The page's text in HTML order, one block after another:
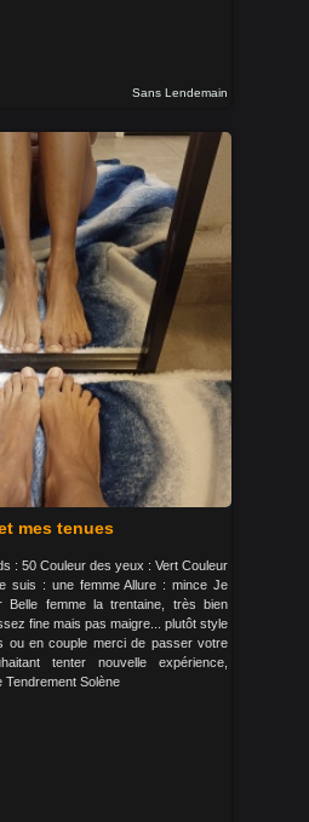
Sans Lendemain
mes tenues
: 50 Couleur des yeux : Vert Couleur
suis : une femme Allure : mince Je
Belle femme la trentaine, très bien
fine mais pas maigre... plutôt style
ou en couple merci de passer votre
tenter nouvelle expérience,
Tendrement Solène